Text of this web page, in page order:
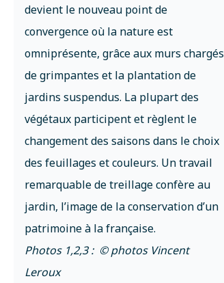
devient le nouveau point de
convergence où la nature est
omniprésente, grâce aux murs chargés
de grimpantes et la plantation de
jardins suspendus. La plupart des
végétaux participent et règlent le
changement des saisons dans le choix
des feuillages et couleurs. Un travail
remarquable de treillage confère au
jardin, l’image de la conservation d’un
patrimoine à la française.
Photos 1,2,3 : © photos Vincent
Leroux